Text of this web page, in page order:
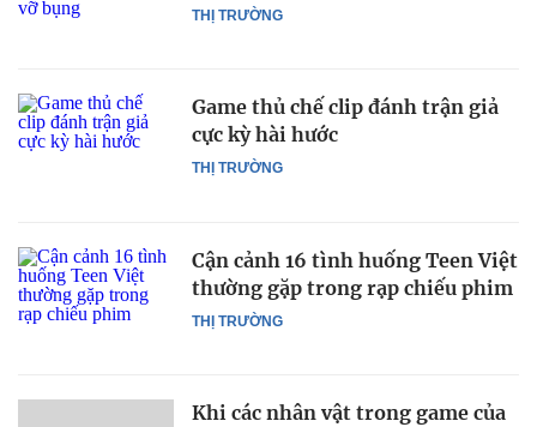
THỊ TRƯỜNG
THỊ TRƯỜNG
Game thủ chế clip đánh trận giả
cực kỳ hài hước
THỊ TRƯỜNG
Cận cảnh 16 tình huống Teen Việt
thường gặp trong rạp chiếu phim
Khi các nhân vật trong game của